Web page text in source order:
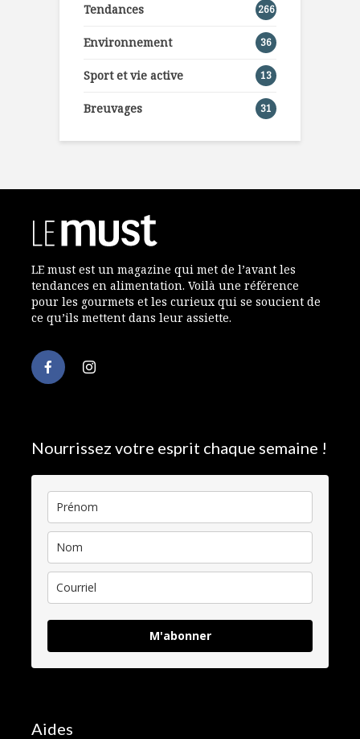
Tendances 266
Environnement 36
Sport et vie active 13
Breuvages 31
LE must est un magazine qui met de l’avant les
tendances en alimentation. Voilà une référence
pour les gourmets et les curieux qui se soucient de
ce qu’ils mettent dans leur assiette.
Nourrissez votre esprit chaque semaine !
M'abonner
Aides